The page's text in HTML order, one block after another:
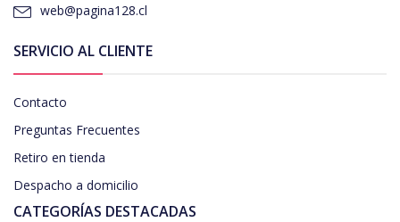
web@pagina128.cl
SERVICIO AL CLIENTE
Contacto
Preguntas Frecuentes
Retiro en tienda
Despacho a domicilio
CATEGORÍAS DESTACADAS